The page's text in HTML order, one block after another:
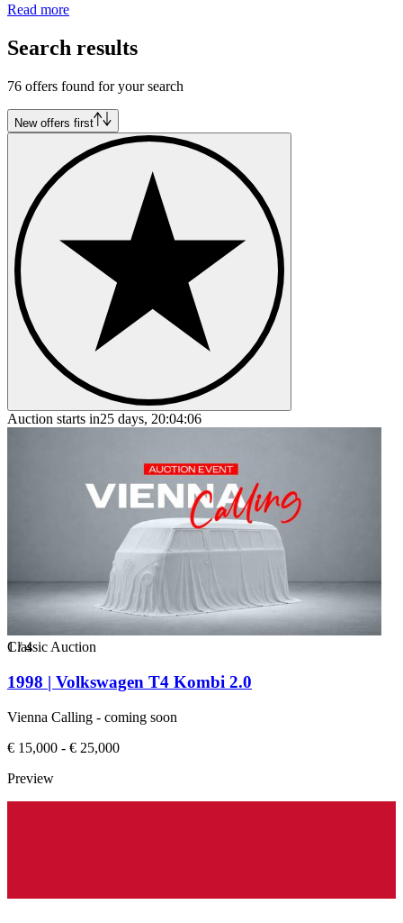
Read more
Search results
76 offers found for your search
New offers first
Auction starts in25 days, 20:04:06
1/4
Classic Auction
1998 | Volkswagen T4 Kombi 2.0
Vienna Calling - coming soon
€ 15,000 - € 25,000
Preview